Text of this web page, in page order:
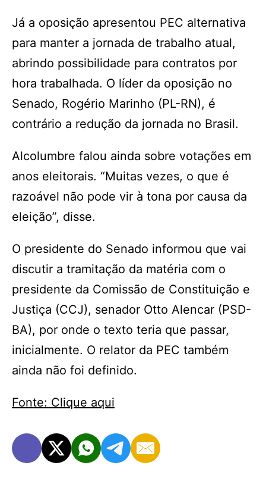
Já a oposição apresentou PEC alternativa
para manter a jornada de trabalho atual,
abrindo possibilidade para contratos por
hora trabalhada. O líder da oposição no
Senado, Rogério Marinho (PL-RN), é
contrário a redução da jornada no Brasil.
Alcolumbre falou ainda sobre votações em
anos eleitorais. “Muitas vezes, o que é
razoável não pode vir à tona por causa da
eleição”, disse.
O presidente do Senado informou que vai
discutir a tramitação da matéria com o
presidente da Comissão de Constituição e
Justiça (CCJ), senador Otto Alencar (PSD-
BA), por onde o texto teria que passar,
inicialmente. O relator da PEC também
ainda não foi definido.
Fonte: Clique aqui